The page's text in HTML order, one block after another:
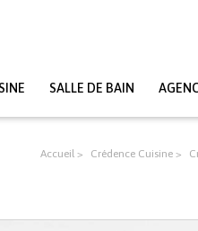
SALLE DE BAIN
Accueil Crédence Cuisine